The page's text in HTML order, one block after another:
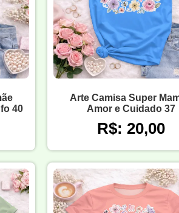
40
Arte Camisa Super
Amor e Cuidado 37
R$: 20,00